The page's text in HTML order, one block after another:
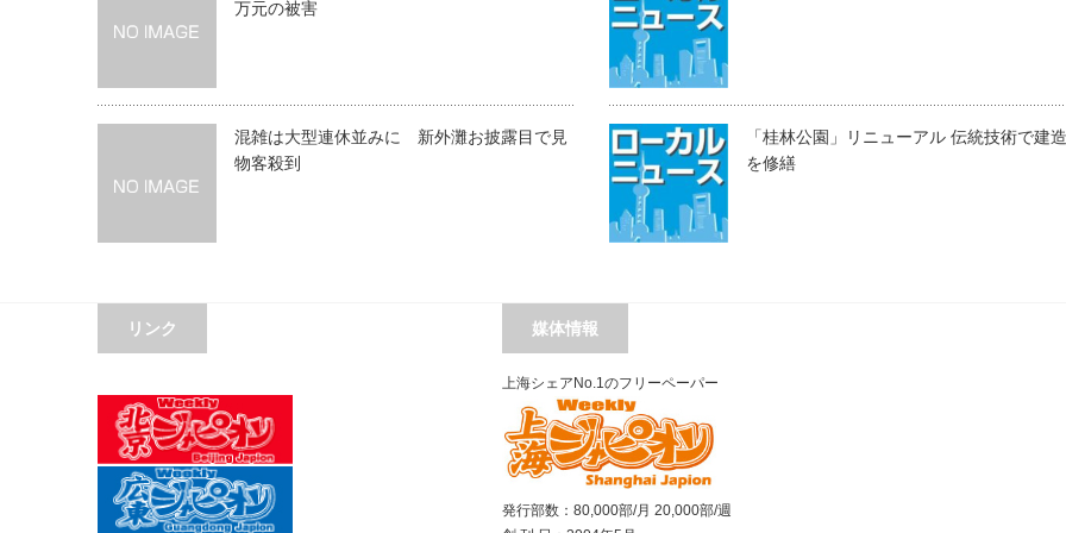
万元の被害
混雑は大型連休並みに 新外灘お披露目で見
物客殺到
「桂林公園」リニューアル 伝統技術で建
を修繕
リンク 媒体情報
上海シェアNo.1のフリーペーパー
発行部数：80,000部/月 20,000部/週